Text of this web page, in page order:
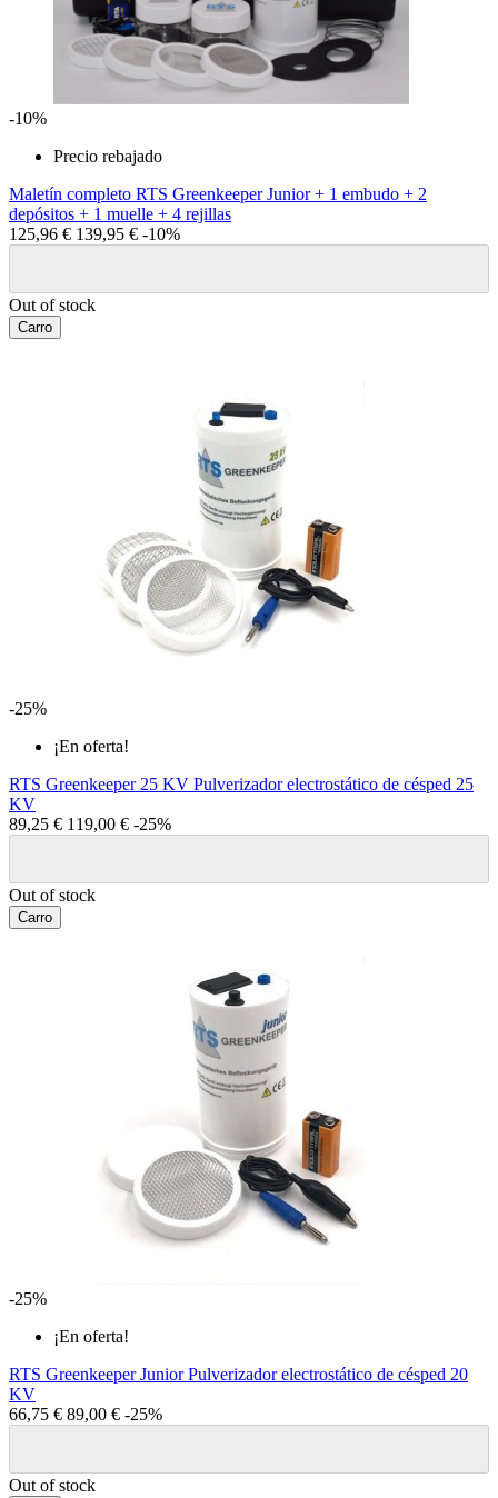
-10%
Precio rebajado
Maletín completo RTS Greenkeeper Junior + 1 embudo + 2
depósitos + 1 muelle + 4 rejillas
125,96 € 139,95 € -10%
Out of stock
Carro
-25%
¡En oferta!
RTS Greenkeeper 25 KV Pulverizador electrostático de césped 25
KV
89,25 € 119,00 € -25%
Out of stock
Carro
-25%
¡En oferta!
RTS Greenkeeper Junior Pulverizador electrostático de césped 20
KV
66,75 € 89,00 € -25%
Out of stock